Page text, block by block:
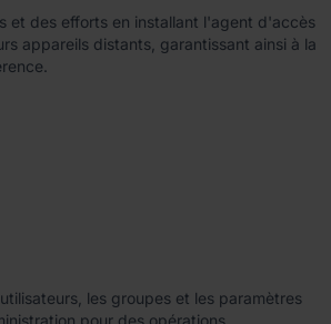
et des efforts en installant l'agent d'accès
appareils distants, garantissant ainsi à la
les groupes et les paramètres